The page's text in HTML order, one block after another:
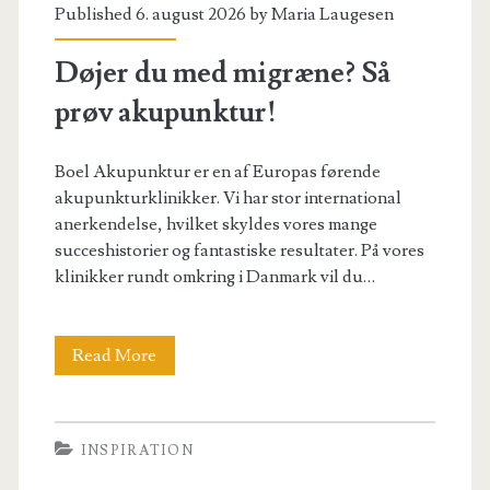
Published 6. august 2026 byMaria Laugesen
Døjer du med migræne? Så
prøv akupunktur!
Boel Akupunktur er en af Europas førende
akupunkturklinikker. Vi har stor international
anerkendelse, hvilket skyldes vores mange
succeshistorier og fantastiske resultater. På vores
klinikker rundt omkring i Danmark vil du…
Read More
INSPIRATION